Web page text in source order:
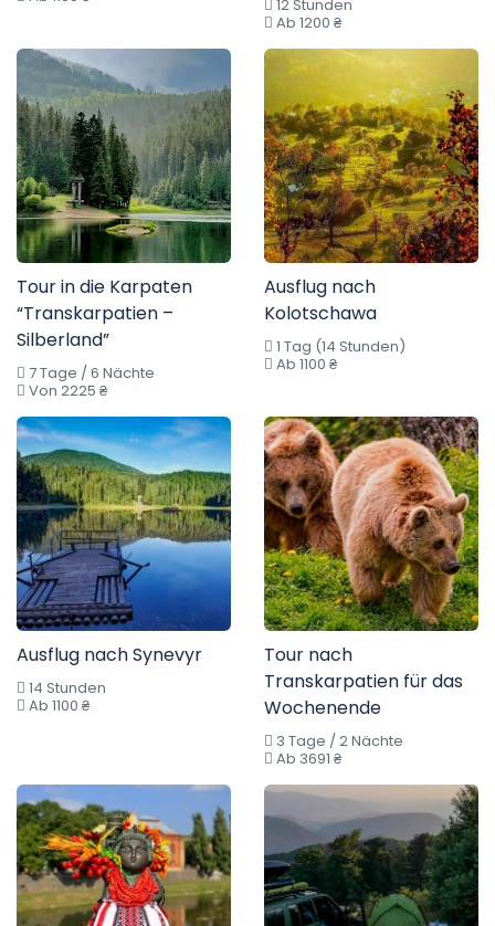
12 Stunden
Ab 1200 ₴
Tour in die Karpaten
“Transkarpatien –
Silberland”
7 Tage / 6 Nächte
Von 2225 ₴
Ausflug nach
Kolotschawa
1 Tag (14 Stunden)
Ab 1100 ₴
Ausflug nach Synevyr
14 Stunden
Ab 1100 ₴
Tour nach
Transkarpatien für das
Wochenende
3 Tage / 2 Nächte
Ab 3691 ₴